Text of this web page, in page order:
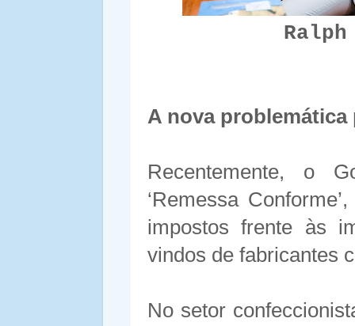
A nova problemática
Recentemente, o
‘Remessa
impostos frente às
vindos de fabricantes
No setor